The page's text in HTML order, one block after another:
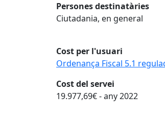
Persones destinatàries
Ciutadania, en general
Cost per l'usuari
Ordenança Fiscal 5.1
Cost del servei
19.977,69€ - any 2022